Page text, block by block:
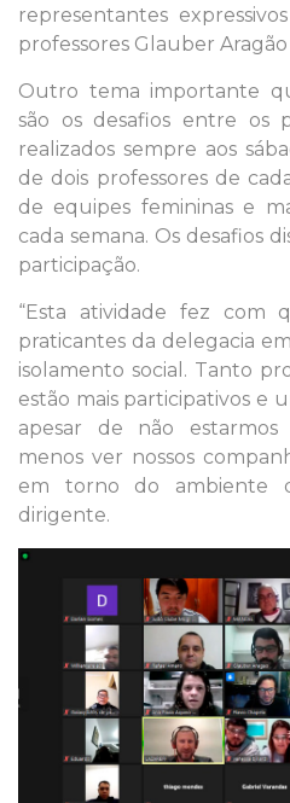
representantes
professores Glauber Aragão
Outro tema importante
são os desafios entre os
realizados sempre aos
de dois professores de
de equipes femininas e
cada semana. Os desafios
participação.
“Esta atividade fez com
praticantes da delegacia
isolamento social. Tanto
estão mais participativos e
apesar de não
menos ver nossos
em torno do ambiente
dirigente.